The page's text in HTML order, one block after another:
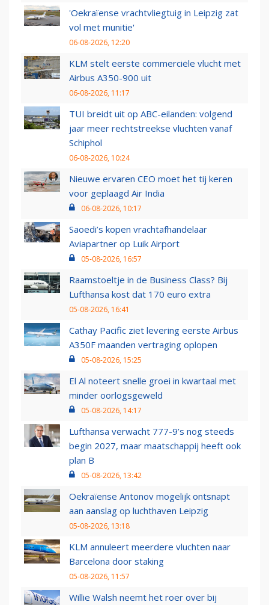
'Oekraïense vrachtvliegtuig in Leipzig zat
vol met munitie'
06-08-2026, 12:20
KLM stelt eerste commerciële vlucht met
Airbus A350-900 uit
06-08-2026, 11:17
TUI breidt uit op ABC-eilanden: volgend
jaar meer rechtstreekse vluchten vanaf
Schiphol
06-08-2026, 10:24
Nieuwe ervaren CEO moet het tij keren
voor geplaagd Air India
06-08-2026, 10:17
Saoedi’s kopen vrachtafhandelaar
Aviapartner op Luik Airport
05-08-2026, 16:57
Raamstoeltje in de Business Class? Bij
Lufthansa kost dat 170 euro extra
05-08-2026, 16:41
Cathay Pacific ziet levering eerste Airbus
A350F maanden vertraging oplopen
05-08-2026, 15:25
El Al noteert snelle groei in kwartaal met
minder oorlogsgeweld
05-08-2026, 14:17
Lufthansa verwacht 777-9’s nog steeds
begin 2027, maar maatschappij heeft ook
plan B
05-08-2026, 13:42
Oekraïense Antonov mogelijk ontsnapt
aan aanslag op luchthaven Leipzig
05-08-2026, 13:18
KLM annuleert meerdere vluchten naar
Barcelona door staking
05-08-2026, 11:57
Willie Walsh neemt het roer over bij